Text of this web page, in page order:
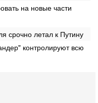
на новые части
срочно летал к Путину
контролируют всю